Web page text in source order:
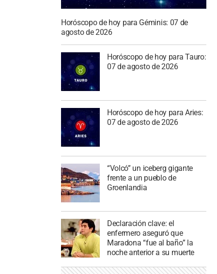
Horóscopo de hoy para Géminis: 07 de
agosto de 2026
Horóscopo de hoy para Tauro:
07 de agosto de 2026
Horóscopo de hoy para Aries:
07 de agosto de 2026
“Volcó” un iceberg gigante
frente a un pueblo de
Groenlandia
Declaración clave: el
enfermero aseguró que
Maradona “fue al baño” la
noche anterior a su muerte